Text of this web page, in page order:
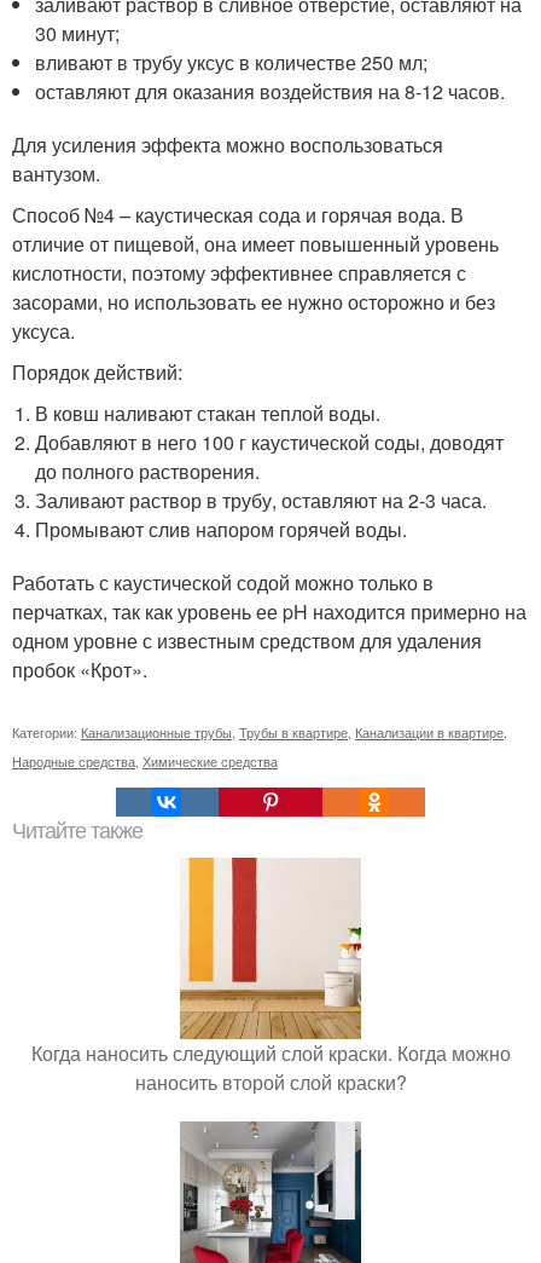
30 минут;
вливают в трубу уксус в количестве 250 мл;
оставляют для оказания воздействия на 8-12 часов.
Для усиления эффекта можно воспользоваться
вантузом.
Способ №4 – каустическая сода и горячая вода. В
отличие от пищевой, она имеет повышенный уровень
кислотности, поэтому эффективнее справляется с
засорами, но использовать ее нужно осторожно и без
уксуса.
Порядок действий:
В ковш наливают стакан теплой воды.
Добавляют в него 100 г каустической соды, доводят
до полного растворения.
Заливают раствор в трубу, оставляют на 2-3 часа.
Промывают слив напором горячей воды.
Работать с каустической содой можно только в
перчатках, так как уровень ее pH находится примерно на
одном уровне с известным средством для удаления
пробок «Крот».
Категории: Канализационные трубы Трубы в квартире Канализации в квартире
Народные средства Химические средства
Читайте также
Когда наносить следующий слой краски. Когда можно
наносить второй слой краски?